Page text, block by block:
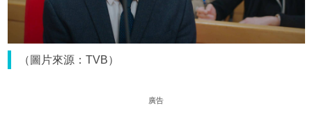
（圖片來源：TVB）
廣告